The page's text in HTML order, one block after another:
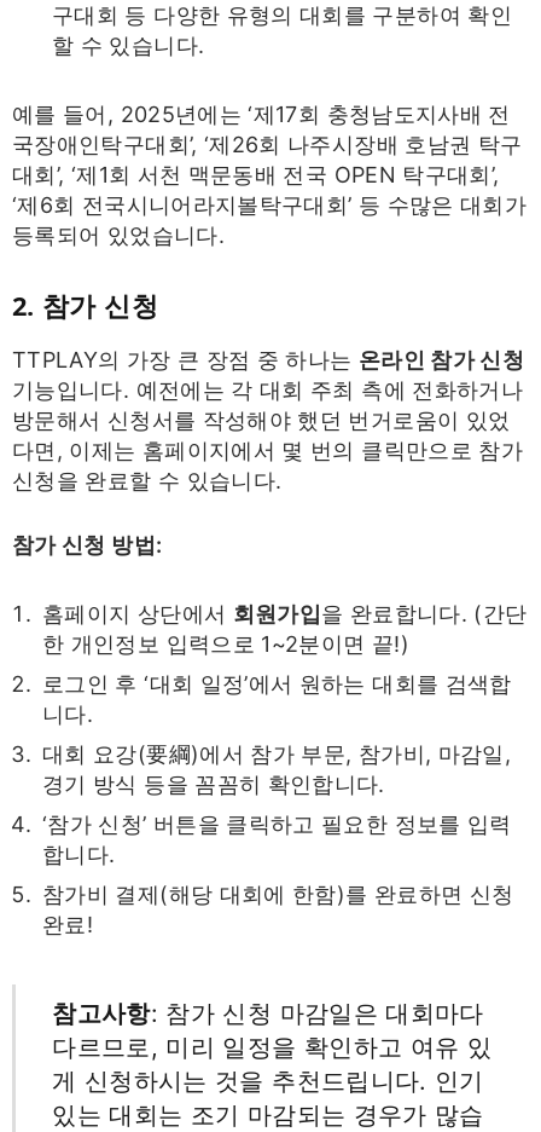
구대회 등 다양한 유형의 대회를 구분하여 확인
할 수 있습니다.
예를 들어, 2025년에는 ‘제17회 충청남도지사배 전
국장애인탁구대회’, ‘제26회 나주시장배 호남권 탁구
대회’, ‘제1회 서천 맥문동배 전국 OPEN 탁구대회’,
‘제6회 전국시니어라지볼탁구대회’ 등 수많은 대회가
등록되어 있었습니다.
2. 참가 신청
TTPLAY의 가장 큰 장점 중 하나는 온라인 참가 신청
기능입니다. 예전에는 각 대회 주최 측에 전화하거나
방문해서 신청서를 작성해야 했던 번거로움이 있었
다면, 이제는 홈페이지에서 몇 번의 클릭만으로 참가
신청을 완료할 수 있습니다.
참가 신청 방법:
홈페이지 상단에서 회원가입을 완료합니다. (간단
한 개인정보 입력으로 1~2분이면 끝!)
로그인 후 ‘대회 일정’에서 원하는 대회를 검색합
니다.
대회 요강(要綱)에서 참가 부문, 참가비, 마감일,
경기 방식 등을 꼼꼼히 확인합니다.
‘참가 신청’ 버튼을 클릭하고 필요한 정보를 입력
합니다.
참가비 결제(해당 대회에 한함)를 완료하면 신청
완료!
참고사항: 참가 신청 마감일은 대회마다
다르므로, 미리 일정을 확인하고 여유 있
게 신청하시는 것을 추천드립니다. 인기
있는 대회는 조기 마감되는 경우가 많습